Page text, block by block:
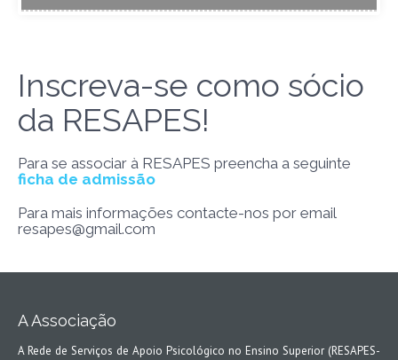
Inscreva-se como sócio
da RESAPES!
Para se associar à RESAPES preencha a seguinte
ficha de admissão
Para mais informações contacte-nos por email
resapes@gmail.com
A Associação
A Rede de Serviços de Apoio Psicológico no Ensino Superior (RESAPES-